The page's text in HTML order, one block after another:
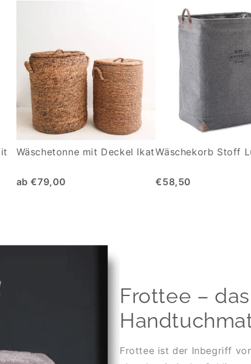
Wäschetonne mit Deckel Ikat
ab €79,00
Wäschekorb Stoff
€58,50
Frottee –
Frottee ist der Inbegriff